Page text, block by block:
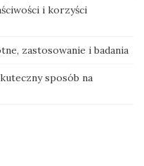
i korzyści
zastosowanie i badania
sposób na